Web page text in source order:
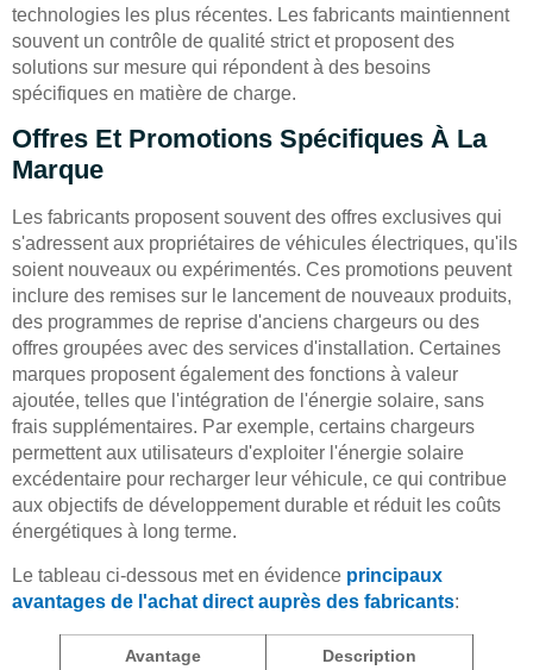
technologies les plus récentes. Les fabricants maintiennent
souvent un contrôle de qualité strict et proposent des
solutions sur mesure qui répondent à des besoins
spécifiques en matière de charge.
Offres Et Promotions Spécifiques À La
Marque
Les fabricants proposent souvent des offres exclusives qui
s'adressent aux propriétaires de véhicules électriques, qu'ils
soient nouveaux ou expérimentés. Ces promotions peuvent
inclure des remises sur le lancement de nouveaux produits,
des programmes de reprise d'anciens chargeurs ou des
offres groupées avec des services d'installation. Certaines
marques proposent également des fonctions à valeur
ajoutée, telles que l'intégration de l'énergie solaire, sans
frais supplémentaires. Par exemple, certains chargeurs
permettent aux utilisateurs d'exploiter l'énergie solaire
excédentaire pour recharger leur véhicule, ce qui contribue
aux objectifs de développement durable et réduit les coûts
énergétiques à long terme.
Le tableau ci-dessous met en évidence principaux
avantages de l'achat direct auprès des fabricants:
Avantage Description